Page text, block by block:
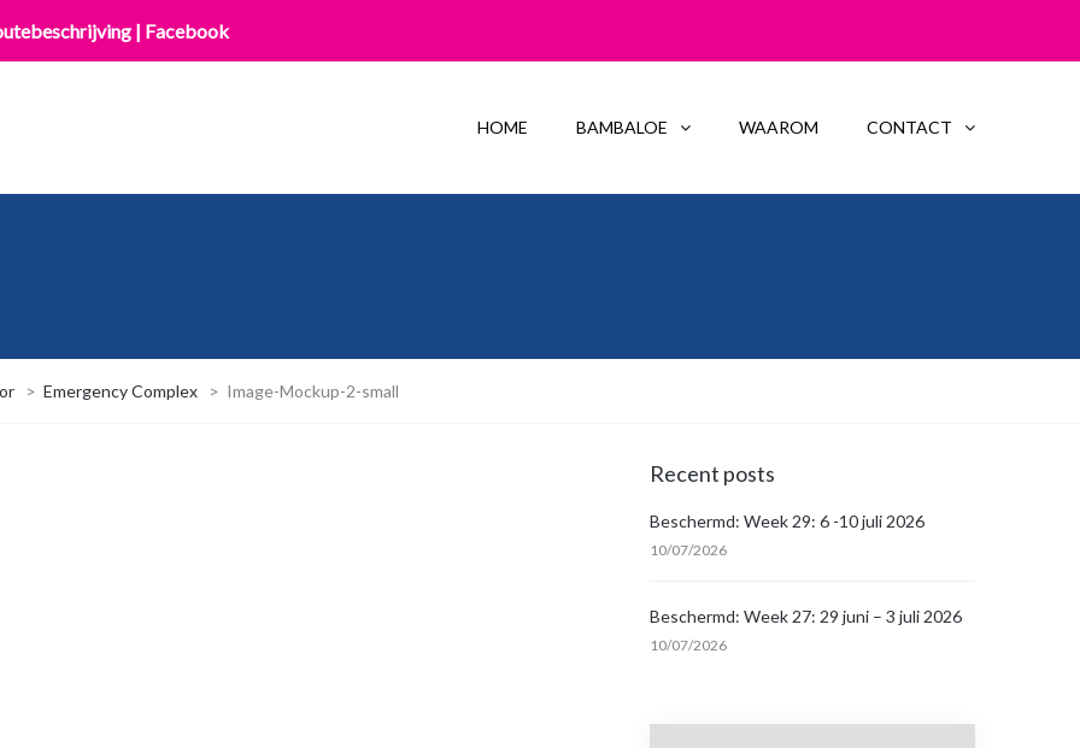
| Facebook
HOME BAMBALOE WAAROM CONTACT
> Emergency Complex > Image-Mockup-2-small
Recent posts
Beschermd: Week 29: 6 -10 juli 2026
10/07/2026
Beschermd: Week 27: 29 juni – 3 juli 2026
10/07/2026